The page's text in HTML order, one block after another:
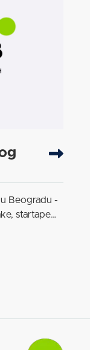
Beogradu -
startape…